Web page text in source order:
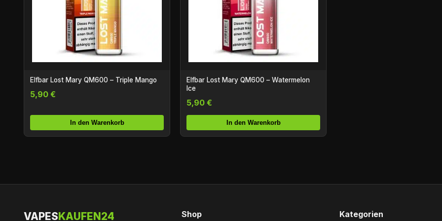
Elfbar Lost Mary QM600 – Triple Mango
5,90 €
In den Warenkorb
Elfbar Lost Mary QM600 – Watermelon
Ice
5,90 €
In den Warenkorb
VAPES KAUFEN24 Shop Kategorien